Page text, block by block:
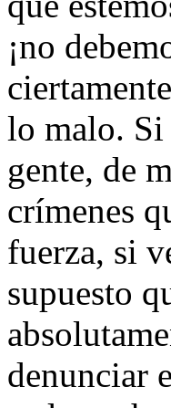
¡no
lo malo. Si
gente, de
crímenes
fuerza, si
supuesto
denunciar